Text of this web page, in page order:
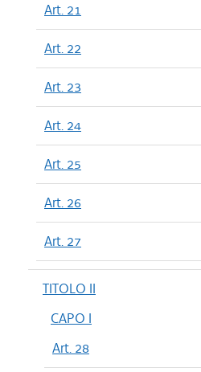
Art. 21
Art. 22
Art. 23
Art. 24
Art. 25
Art. 26
Art. 27
TITOLO II
CAPO I
Art. 28